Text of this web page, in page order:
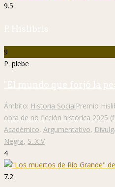
9.5
P. Hislibris
9
P. plebe
"El mundo que forjó la
Ámbito: Historia SocialPremio
obra de no ficción histórica 2025
Académico, Argumentativo,
Negra, S. XIV
4
7.2